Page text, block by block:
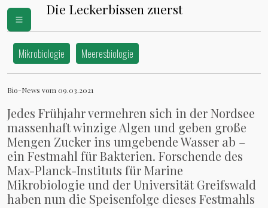
Die Leckerbissen zuerst
Mikrobiologie Meeresbiologie
Bio-News vom 09.03.2021
Jedes Frühjahr vermehren sich in der Nordsee
massenhaft winzige Algen und geben große
Mengen Zucker ins umgebende Wasser ab –
ein Festmahl für Bakterien. Forschende des
Max-Planck-Instituts für Marine
Mikrobiologie und der Universität Greifswald
haben nun die Speisenfolge dieses Festmahls